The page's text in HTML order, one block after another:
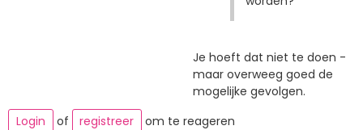
Je hoeft dat niet te doen -
maar overweeg goed de
mogelijke gevolgen.
Login
of registreer om te reageren